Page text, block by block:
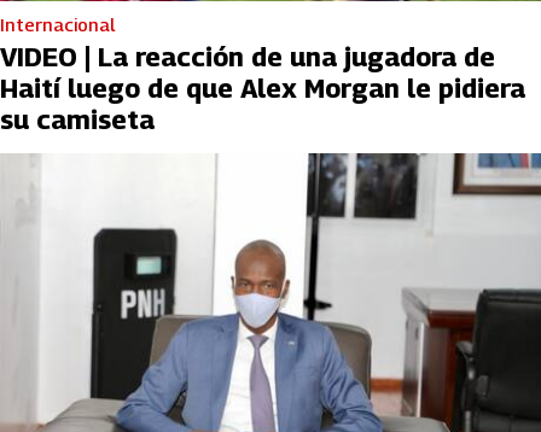
Internacional
VIDEO | La reacción de una jugadora de
Haití luego de que Alex Morgan le pidiera
su camiseta